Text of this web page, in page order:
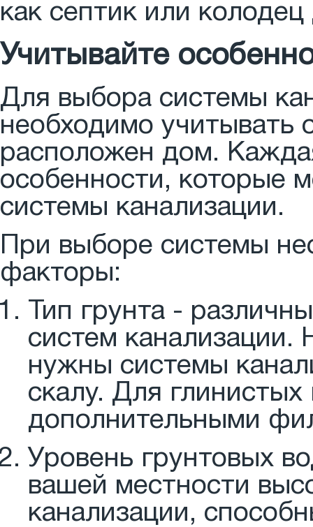
как септик или
Учитывайте
Для выбора системы
необходимо учитывать
расположен дом.
особенности, которые
системы канализации.
При выборе системы
факторы:
Тип грунта -
систем канализации.
нужны системы
скалу. Для
дополнительными
Уровень грунтовых
вашей местности
канализации,